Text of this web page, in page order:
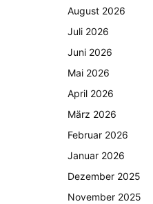
August 2026
Juli 2026
Juni 2026
Mai 2026
April 2026
März 2026
Februar 2026
Januar 2026
Dezember 2025
November 2025